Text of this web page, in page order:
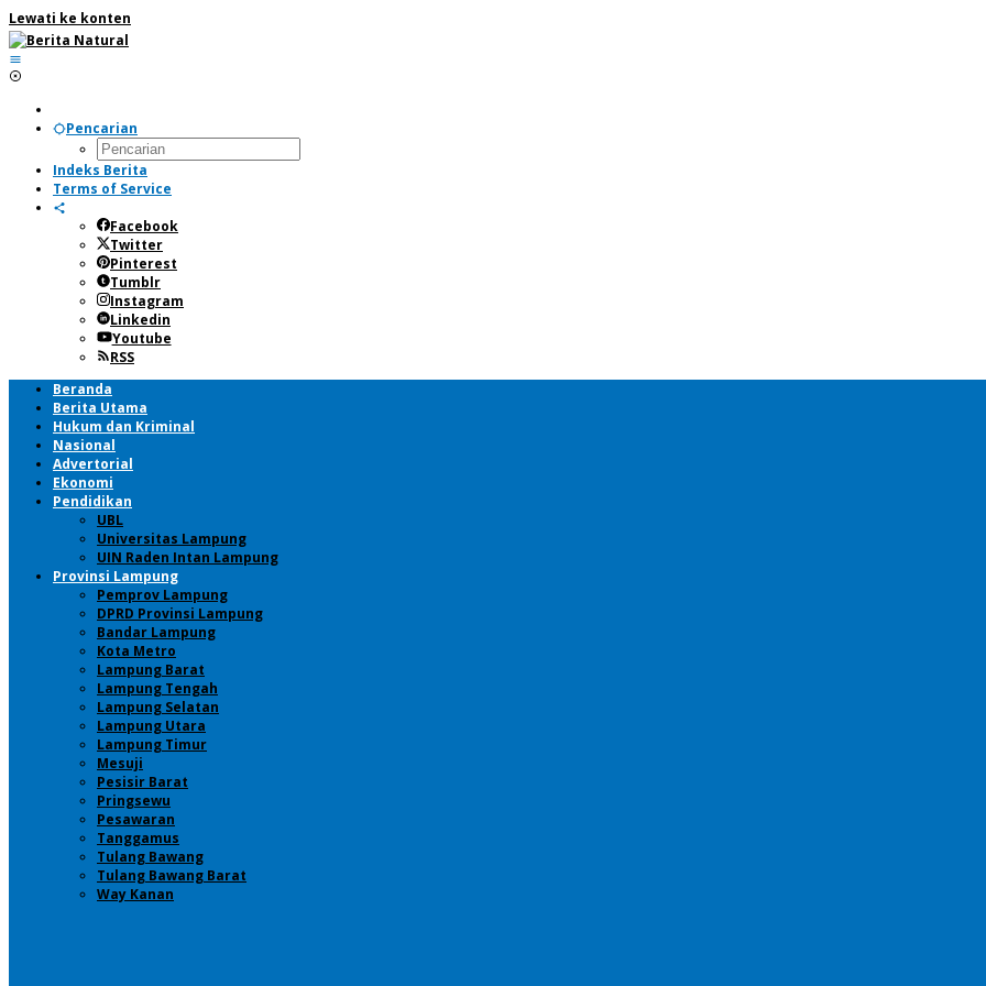
Lewati ke konten
Pencarian
Indeks Berita
Terms of Service
Facebook
Twitter
Pinterest
Tumblr
Instagram
Linkedin
Youtube
RSS
Beranda
Berita Utama
Hukum dan Kriminal
Nasional
Advertorial
Ekonomi
Pendidikan
UBL
Universitas Lampung
UIN Raden Intan Lampung
Provinsi Lampung
Pemprov Lampung
DPRD Provinsi Lampung
Bandar Lampung
Kota Metro
Lampung Barat
Lampung Tengah
Lampung Selatan
Lampung Utara
Lampung Timur
Mesuji
Pesisir Barat
Pringsewu
Pesawaran
Tanggamus
Tulang Bawang
Tulang Bawang Barat
Way Kanan